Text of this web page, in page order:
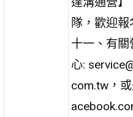
隊，歡迎報
十一、有
心:
com.tw，